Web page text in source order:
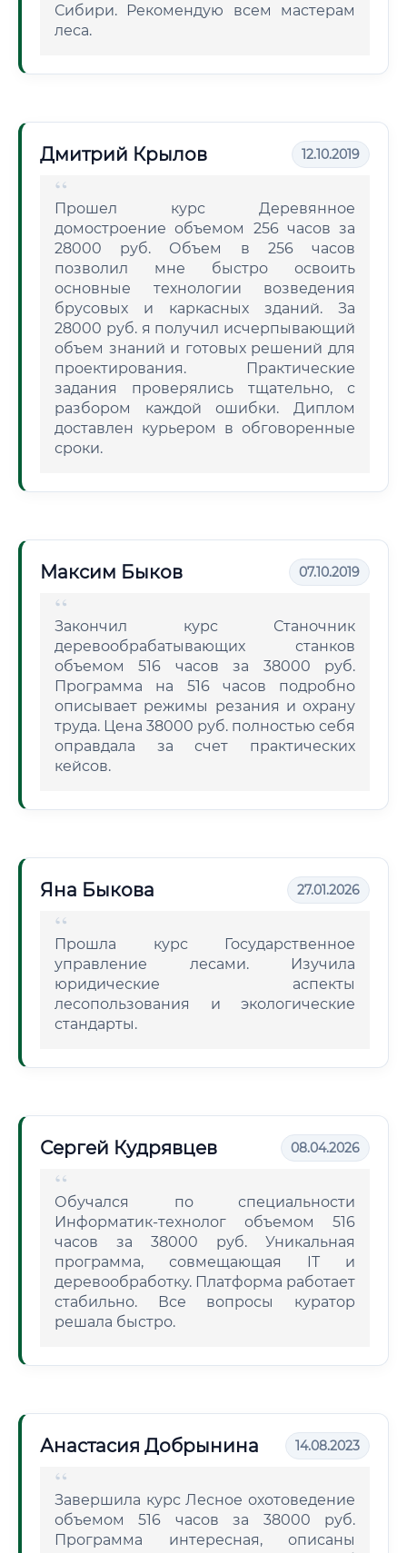
Сибири. Рекомендую всем мастерам
леса.
Дмитрий Крылов 12.10.2019
Прошел курс Деревянное
домостроение объемом 256 часов за
28000 руб. Объем в 256 часов
позволил мне быстро освоить
основные технологии возведения
брусовых и каркасных зданий. За
28000 руб. я получил исчерпывающий
объем знаний и готовых решений для
проектирования. Практические
задания проверялись тщательно, с
разбором каждой ошибки. Диплом
доставлен курьером в обговоренные
сроки.
Максим Быков 07.10.2019
Закончил курс Станочник
деревообрабатывающих станков
объемом 516 часов за 38000 руб.
Программа на 516 часов подробно
описывает режимы резания и охрану
труда. Цена 38000 руб. полностью себя
оправдала за счет практических
кейсов.
Яна Быкова 27.01.2026
Прошла курс Государственное
управление лесами. Изучила
юридические аспекты
лесопользования и экологические
стандарты.
Сергей Кудрявцев 08.04.2026
Обучался по специальности
Информатик-технолог объемом 516
часов за 38000 руб. Уникальная
программа, совмещающая IT и
деревообработку. Платформа работает
стабильно. Все вопросы куратор
решала быстро.
Анастасия Добрынина 14.08.2023
Завершила курс Лесное охотоведение
объемом 516 часов за 38000 руб.
Программа интересная, описаны